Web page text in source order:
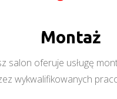
Montaż
salon oferuje usługę
wykwalifikowanych